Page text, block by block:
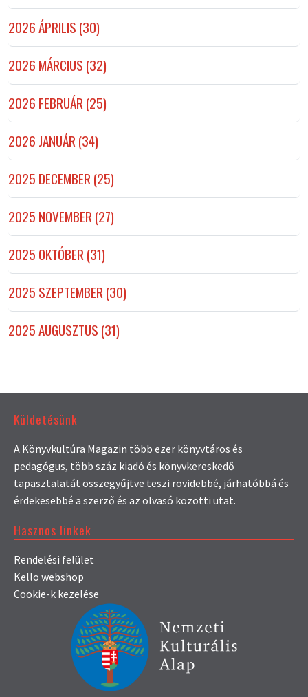
2026 ÁPRILIS (30)
2026 MÁRCIUS (32)
2026 FEBRUÁR (25)
2026 JANUÁR (34)
2025 DECEMBER (25)
2025 NOVEMBER (27)
2025 OKTÓBER (31)
2025 SZEPTEMBER (30)
2025 AUGUSZTUS (31)
Küldetésünk
A Könyvkultúra Magazin több ezer könyvtáros és
pedagógus, több száz kiadó és könyvkereskedő
tapasztalatát összegyűjtve teszi rövidebbé, járhatóbbá és
érdekesebbé a szerző és az olvasó közötti utat.
Hasznos linkek
Rendelési felület
Kello webshop
Cookie-k kezelése